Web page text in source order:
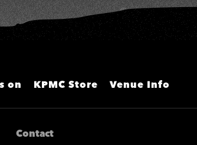
on KPMC Store Venue Info
Contact